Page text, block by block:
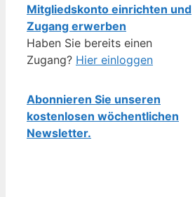
Mitgliedskonto einrichten und
Zugang erwerben
Haben Sie bereits einen
Zugang? Hier einloggen
Abonnieren Sie unseren
kostenlosen wöchentlichen
Newsletter.